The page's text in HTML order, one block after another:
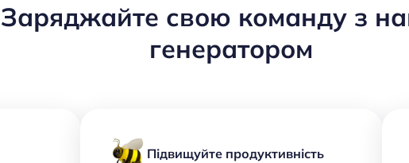
Заряджайте свою команду з
генератором
Підвищуйте продуктивність